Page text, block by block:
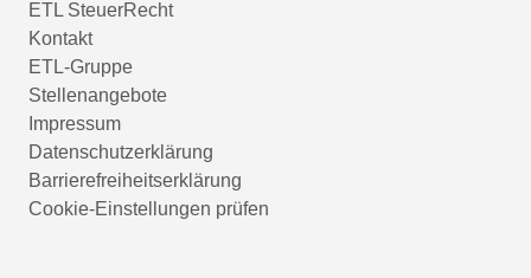
ETL SteuerRecht
Kontakt
ETL-Gruppe
Stellenangebote
Impressum
Datenschutzerklärung
Barrierefreiheitserklärung
Cookie-Einstellungen prüfen